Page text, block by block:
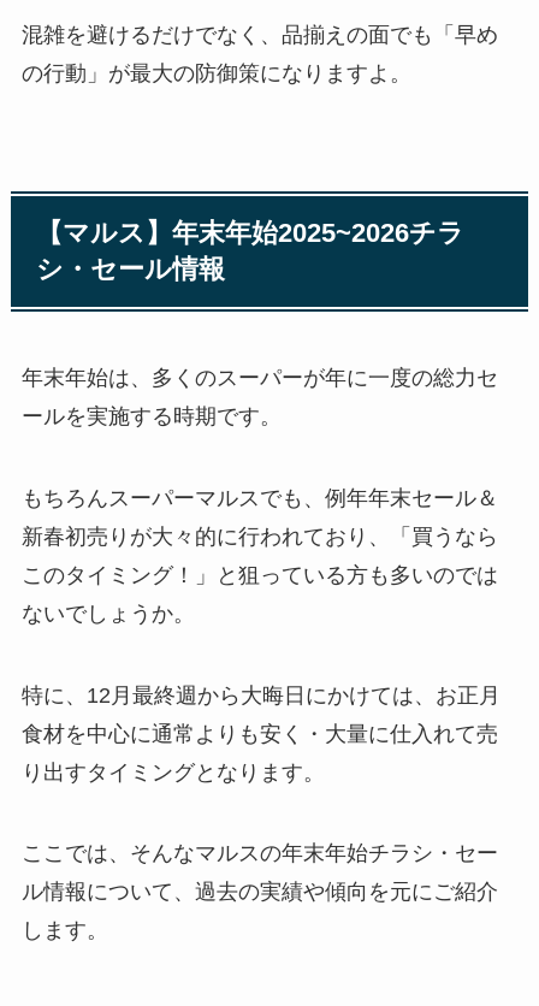
混雑を避けるだけでなく、品揃えの面でも「早め
の行動」が最大の防御策になりますよ。
【マルス】年末年始2025~2026チラ
シ・セール情報
年末年始は、多くのスーパーが年に一度の総力セ
ールを実施する時期です。
もちろんスーパーマルスでも、例年年末セール＆
新春初売りが大々的に行われており、「買うなら
このタイミング！」と狙っている方も多いのでは
ないでしょうか。
特に、12月最終週から大晦日にかけては、お正月
食材を中心に通常よりも安く・大量に仕入れて売
り出すタイミングとなります。
ここでは、そんなマルスの年末年始チラシ・セー
ル情報について、過去の実績や傾向を元にご紹介
します。